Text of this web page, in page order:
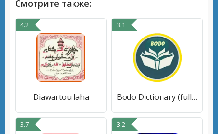
Смотрите также:
4.2
Diawartou laha
3.1
Bodo Dictionary (full version)
3.7 3.2